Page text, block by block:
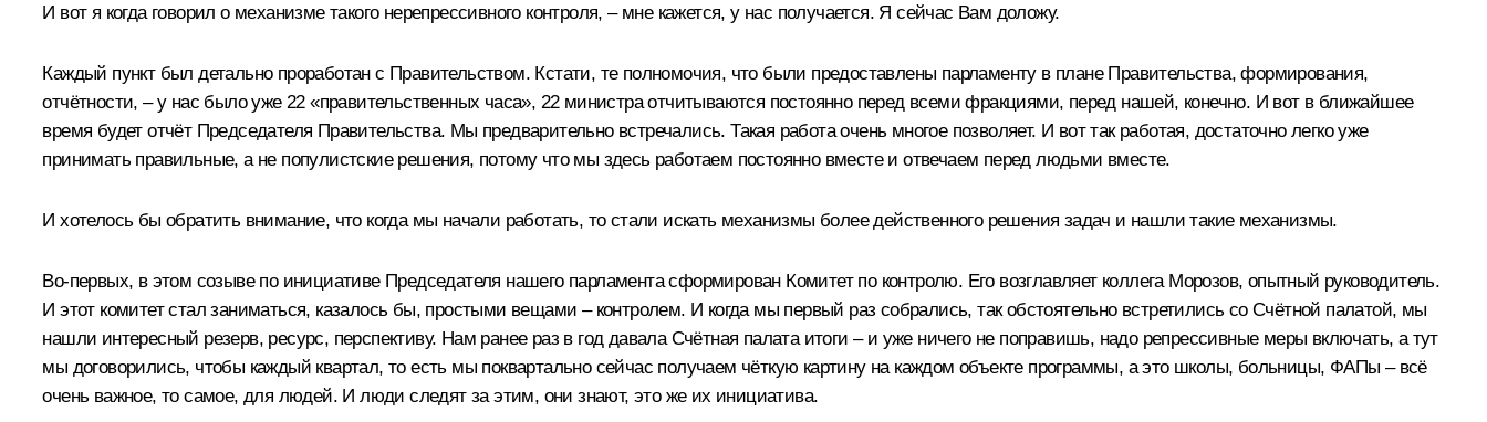
И вот я когда говорил о механизме такого нерепрессивного контроля, – мне кажется, у нас получается. Я сейчас Вам доложу.
Каждый пункт был детально проработан с Правительством. Кстати, те полномочия, что были предоставлены парламенту в плане Правительства, формирования,
отчётности, – у нас было уже 22 «правительственных часа», 22 министра отчитываются постоянно перед всеми фракциями, перед нашей, конечно. И вот в ближайшее
время будет отчёт Председателя Правительства. Мы предварительно встречались. Такая работа очень многое позволяет. И вот так работая, достаточно легко уже
принимать правильные, а не популистские решения, потому что мы здесь работаем постоянно вместе и отвечаем перед людьми вместе.
И хотелось бы обратить внимание, что когда мы начали работать, то стали искать механизмы более действенного решения задач и нашли такие механизмы.
Во-первых, в этом созыве по инициативе Председателя нашего парламента сформирован Комитет по контролю. Его возглавляет коллега Морозов, опытный руководитель.
И этот комитет стал заниматься, казалось бы, простыми вещами – контролем. И когда мы первый раз собрались, так обстоятельно встретились со Счётной палатой, мы
нашли интересный резерв, ресурс, перспективу. Нам ранее раз в год давала Счётная палата итоги – и уже ничего не поправишь, надо репрессивные меры включать, а тут
мы договорились, чтобы каждый квартал, то есть мы поквартально сейчас получаем чёткую картину на каждом объекте программы, а это школы, больницы, ФАПы – всё
очень важное, то самое, для людей. И люди следят за этим, они знают, это же их инициатива.